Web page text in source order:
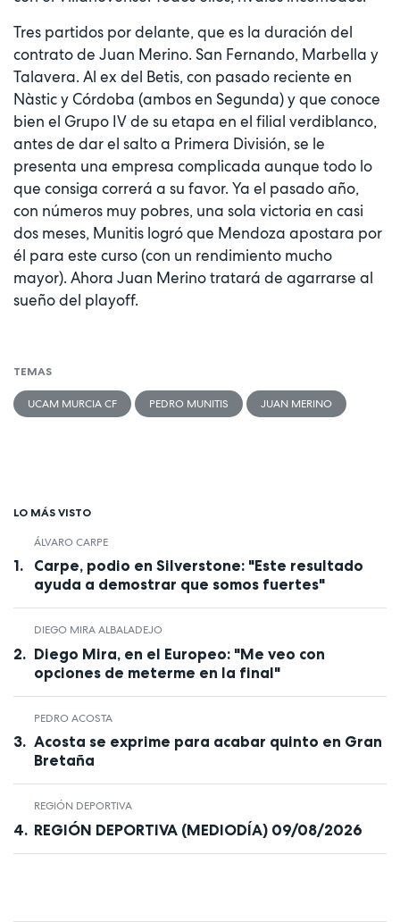
Tres partidos por delante, que es la duración del
contrato de Juan Merino. San Fernando, Marbella y
Talavera. Al ex del Betis, con pasado reciente en
Nàstic y Córdoba (ambos en Segunda) y que conoce
bien el Grupo IV de su etapa en el filial verdiblanco,
antes de dar el salto a Primera División, se le
presenta una empresa complicada aunque todo lo
que consiga correrá a su favor. Ya el pasado año,
con números muy pobres, una sola victoria en casi
dos meses, Munitis logró que Mendoza apostara por
él para este curso (con un rendimiento mucho
mayor). Ahora Juan Merino tratará de agarrarse al
sueño del playoff.
TEMAS
UCAM MURCIA CF PEDRO MUNITIS JUAN MERINO
LO MÁS VISTO
ÁLVARO CARPE
Carpe, podio en Silverstone: "Este resultado
ayuda a demostrar que somos fuertes"
DIEGO MIRA ALBALADEJO
Diego Mira, en el Europeo: "Me veo con
opciones de meterme en la final"
PEDRO ACOSTA
Acosta se exprime para acabar quinto en Gran
Bretaña
REGIÓN DEPORTIVA
REGIÓN DEPORTIVA (MEDIODÍA) 09/08/2026